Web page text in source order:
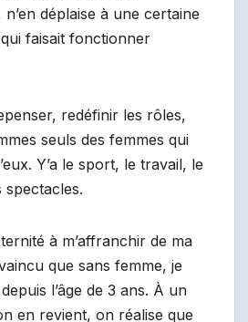
déplaise à une certaine
faisait fonctionner
redéfinir les rôles,
seuls des femmes qui
Y’a le sport, le travail, le
spectacles.
à m’affranchir de ma
que sans femme, je
l’âge de 3 ans. À un
en revient, on réalise que